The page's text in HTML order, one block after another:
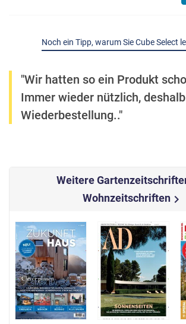
Noch ein Tipp, warum Sie Cube Select
"Wir hatten so ein Produkt
Immer wieder nützlich,
Wiederbestellung.."
Weitere
Wohnzeitschriftenchevron_right